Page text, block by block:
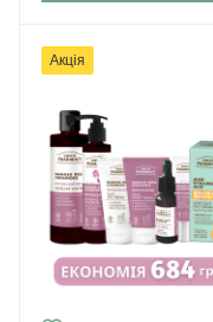
Акція